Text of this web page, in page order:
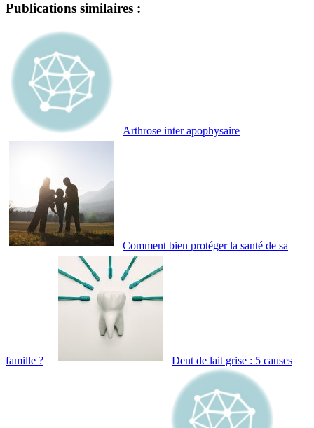
Publications similaires :
Arthrose inter apophysaire
Comment bien protéger la santé de sa
famille ? Dent de lait grise : 5 causes